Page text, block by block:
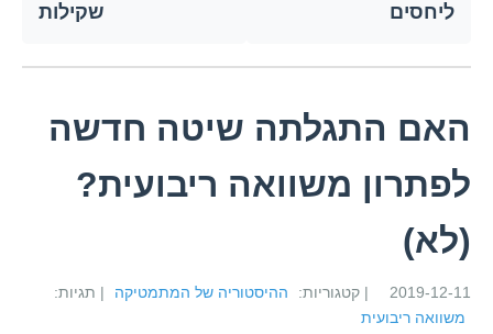
ליחסים
שקילות
האם התגלתה שיטה חדשה
לפתרון משוואה ריבועית?
(לא)
2019-12-11 | קטגוריות: ההיסטוריה של המתמטיקה
| תגיות:
משוואה ריבועית